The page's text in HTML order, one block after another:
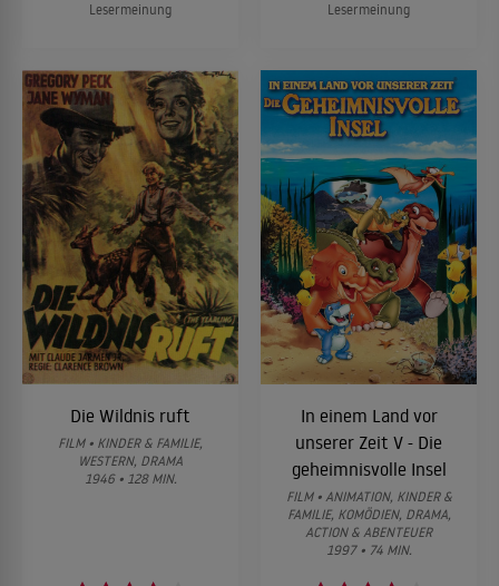
Lesermeinung Lesermeinung
Die Wildnis ruft
FILM • KINDER & FAMILIE,
WESTERN, DRAMA
1946 • 128 MIN.
In einem Land vor
unserer Zeit V - Die
geheimnisvolle Insel
FILM • ANIMATION, KINDER &
FAMILIE, KOMÖDIEN, DRAMA,
ACTION & ABENTEUER
1997 • 74 MIN.